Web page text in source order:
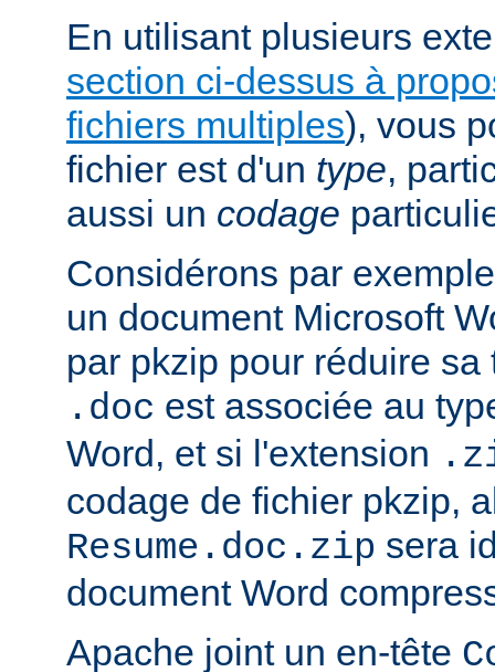
En utilisant plusieurs
section ci-dessus à
fichiers multiples), vous
fichier est d'un type,
aussi un codage
Considérons par
un document Microsoft
par pkzip pour réduire
.doc est associée au
Word, et si l'extension
codage de fichier pkzip,
Resume.doc.zip sera
document Word
Apache joint un en-tête